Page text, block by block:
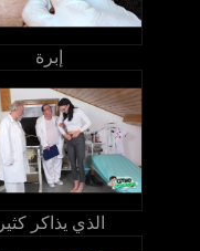
إبرة
الذي يذاكر كثيرا